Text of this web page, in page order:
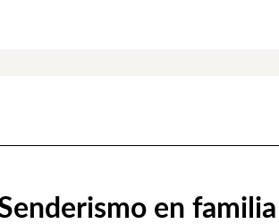
en